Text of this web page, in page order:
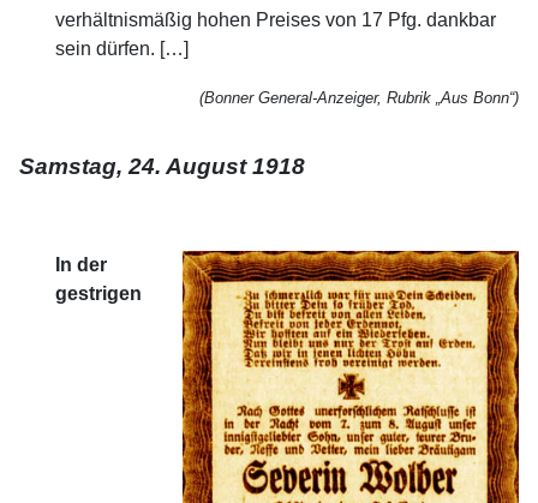
verhältnismäßig hohen Preises von 17 Pfg. dankbar
sein dürfen. […]
(Bonner General-Anzeiger, Rubrik „Aus Bonn“)
Samstag, 24. August 1918
In der
gestrigen